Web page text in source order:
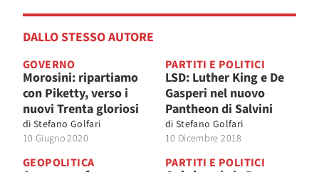
DALLO STESSO AUTORE
GOVERNO
Morosini: ripartiamo
con Piketty, verso i
nuovi Trenta gloriosi
di Stefano Golfari
10 Giugno 2020
PARTITI E POLITICI
LSD: Luther King e De
Gasperi nel nuovo
Pantheon di Salvini
di Stefano Golfari
10 Dicembre 2018
GEOPOLITICA PARTITI E POLITICI